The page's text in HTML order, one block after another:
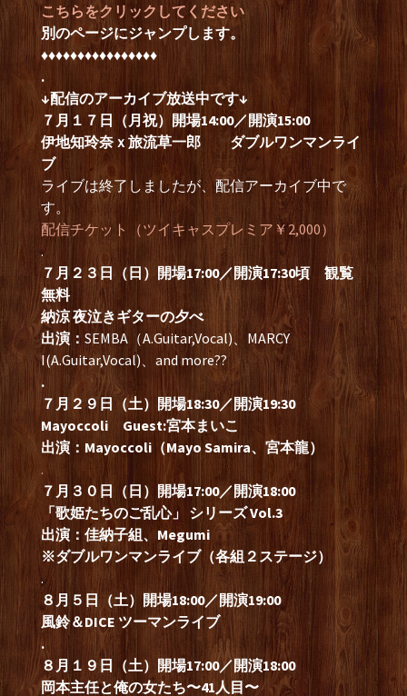
こちらをクリックしてください
別のページにジャンプします。
♦︎♦︎♦︎♦︎♦︎♦︎♦︎♦︎♦︎♦︎♦︎♦︎♦︎♦︎♦︎♦︎
.
↓配信のアーカイブ放送中です↓
７月１７日（月祝）開場14:00／開演15:00
伊地知玲奈ｘ旅流草一郎 ダブルワンマンライ
ブ
ライブは終了しましたが、配信アーカイブ中で
す。
配信チケット（ツイキャスプレミア￥2,000）
.
７月２３日（日）開場17:00／開演17:30頃 観覧
無料
納涼 夜泣きギターの夕べ
出演： SEMBA（A.Guitar,Vocal)、MARCY
I(A.Guitar,Vocal)、and more??
.
７月２９日（土）開場18:30／開演19:30
Mayoccoli Guest:宮本まいこ
出演：Mayoccoli（Mayo Samira、宮本龍）
.
７月３０日（日）開場17:00／開演18:00
「歌姫たちのご乱心」 シリーズ Vol.3
出演：佳納子組、Megumi
※ダブルワンマンライブ（各組２ステージ）
.
８月５日（土）開場18:00／開演19:00
風鈴＆DICE ツーマンライブ
.
８月１９ 日（土）開場17:00／開演18:00
岡本主任と俺の女たち〜41人目〜